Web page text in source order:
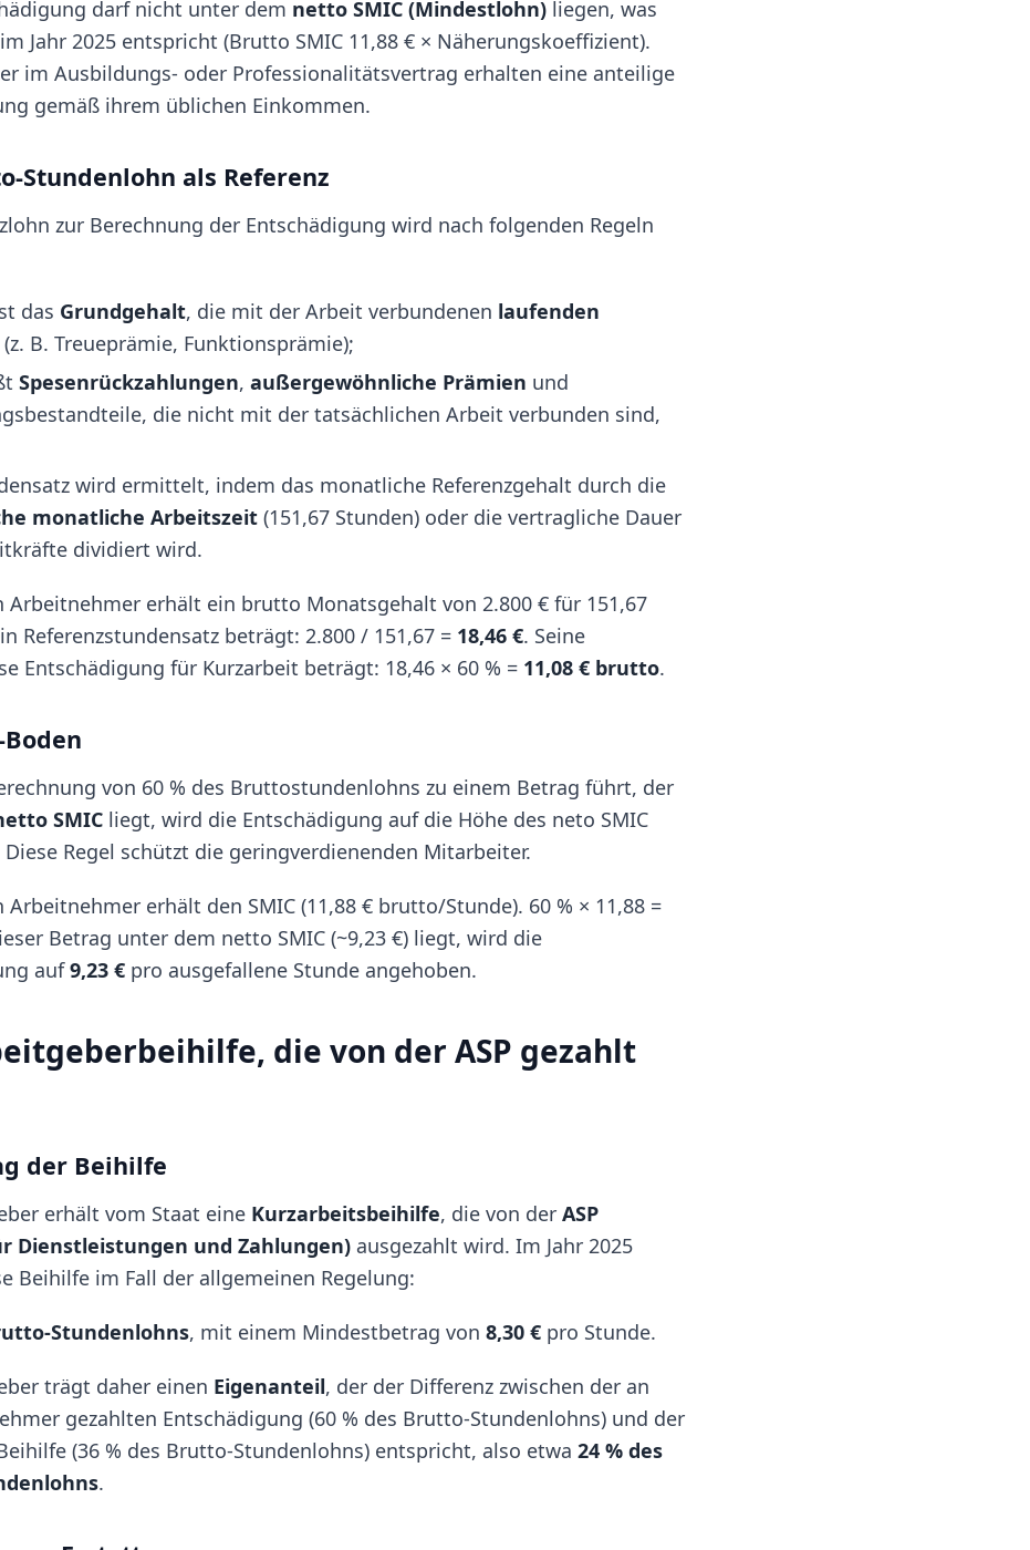
darf nicht unter dem netto SMIC (Mindestlohn) liegen, was
im Jahr 2025 entspricht (Brutto SMIC 11,88 € × Näherungskoeffizient).
im Ausbildungs- oder Professionalitätsvertrag erhalten eine anteilige
gemäß ihrem üblichen Einkommen.
Stundenlohn als Referenz
zur Berechnung der Entschädigung wird nach folgenden Regeln
das Grundgehalt, die mit der Arbeit verbundenen laufenden
(z. B. Treueprämie, Funktionsprämie);
Spesenrückzahlungen, außergewöhnliche Prämien und
die nicht mit der tatsächlichen Arbeit verbunden sind,
wird ermittelt, indem das monatliche Referenzgehalt durch die
monatliche Arbeitszeit (151,67 Stunden) oder die vertragliche Dauer
dividiert wird.
Arbeitnehmer erhält ein brutto Monatsgehalt von 2.800 € für 151,67
Referenzstundensatz beträgt: 2.800 / 151,67 = 18,46 €. Seine
Entschädigung für Kurzarbeit beträgt: 18,46 × 60 % = 11,08 € brutto.
Boden
von 60 % des Bruttostundenlohns zu einem Betrag führt, der
SMIC liegt, wird die Entschädigung auf die Höhe des neto SMIC
Regel schützt die geringverdienenden Mitarbeiter.
Arbeitnehmer erhält den SMIC (11,88 € brutto/Stunde). 60 % × 11,88 =
Betrag unter dem netto SMIC (~9,23 €) liegt, wird die
auf9,23 € pro ausgefallene Stunde angehoben.
die von der ASP gezahlt
der Beihilfe
erhält vom Staat eine Kurzarbeitsbeihilfe, die von der ASP
Dienstleistungen und Zahlungen) ausgezahlt wird. Im Jahr 2025
Beihilfe im Fall der allgemeinen Regelung:
Stundenlohns, mit einem Mindestbetrag von 8,30 € pro Stunde.
trägt daher einen Eigenanteil, der der Differenz zwischen der an
gezahlten Entschädigung (60 % des Brutto-Stundenlohns) und der
(36 % des Brutto-Stundenlohns) entspricht, also etwa 24 % des
.